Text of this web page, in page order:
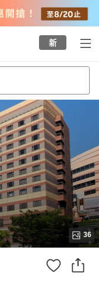
新
36